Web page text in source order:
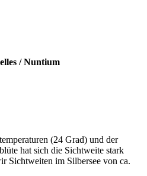
/ Nuntium
(24 Grad) und der
hat sich die Sichtweite stark
Sichtweiten im Silbersee von ca.